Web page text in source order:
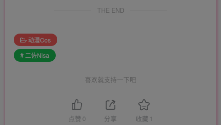
THE END
动漫Cos
# 二佐Nisa
喜欢就支持一下吧
点赞 0 分享 收藏 1